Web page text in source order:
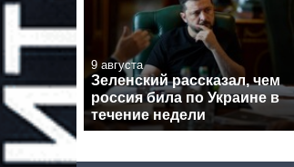
9 августа
Зеленский рассказал, чем
россия била по Украине в
течение недели